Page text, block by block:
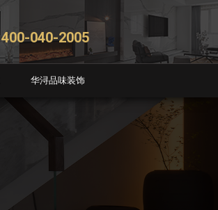
400-040-2005
华浔品味装饰